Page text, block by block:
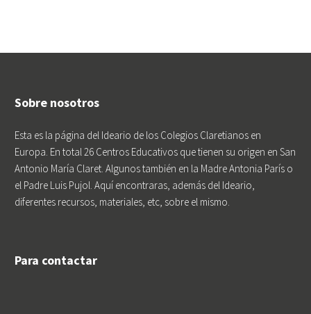
Sobre nosotros
Esta es la página del Ideario de los Colegios Claretianos en
Europa. En total 26 Centros Educativos que tienen su origen en San
Antonio María Claret. Algunos también en la Madre Antonia París o
el Padre Luis Pujol. Aquí encontraras, además del Ideario,
diferentes recursos, materiales, etc, sobre el mismo.
Para contactar